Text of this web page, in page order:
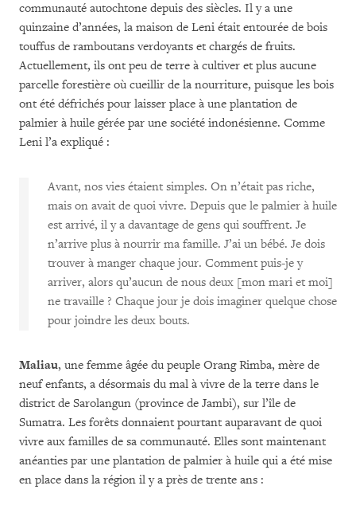
communauté autochtone depuis des siècles. Il y a une
quinzaine d’années, la maison de Leni était entourée de bois
touffus de ramboutans verdoyants et chargés de fruits.
Actuellement, ils ont peu de terre à cultiver et plus aucune
parcelle forestière où cueillir de la nourriture, puisque les bois
ont été défrichés pour laisser place à une plantation de
palmier à huile gérée par une société indonésienne. Comme
Leni l’a expliqué :
Avant, nos vies étaient simples. On n’était pas riche,
mais on avait de quoi vivre. Depuis que le palmier à huile
est arrivé, il y a davantage de gens qui souffrent. Je
n’arrive plus à nourrir ma famille. J’ai un bébé. Je dois
trouver à manger chaque jour. Comment puis-je y
arriver, alors qu’aucun de nous deux [mon mari et moi]
ne travaille ? Chaque jour je dois imaginer quelque chose
pour joindre les deux bouts.
Maliau, une femme âgée du peuple Orang Rimba, mère de
neuf enfants, a désormais du mal à vivre de la terre dans le
district de Sarolangun (province de Jambi), sur l’île de
Sumatra. Les forêts donnaient pourtant auparavant de quoi
vivre aux familles de sa communauté. Elles sont maintenant
anéanties par une plantation de palmier à huile qui a été mise
en place dans la région il y a près de trente ans :